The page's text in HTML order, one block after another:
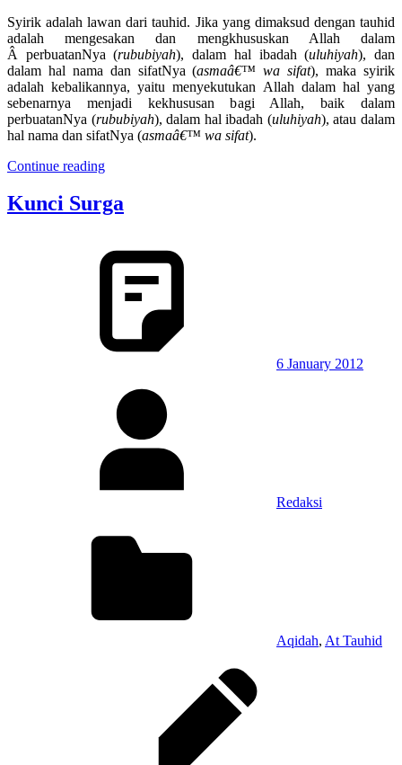
Syirik adalah lawan dari tauhid. Jika yang dimaksud dengan tauhid
adalah mengesakan dan mengkhususkan Allah dalam
Â perbuatanNya (rububiyah), dalam hal ibadah (uluhiyah), dan
dalam hal nama dan sifatNya (asmaâ€™ wa sifat), maka syirik
adalah kebalikannya, yaitu menyekutukan Allah dalam hal yang
sebenarnya menjadi kekhususan bagi Allah, baik dalam
perbuatanNya (rububiyah), dalam hal ibadah (uluhiyah), atau dalam
hal nama dan sifatNya (asmaâ€™ wa sifat).
Continue reading
Kunci Surga
6 January 2012
Redaksi
Aqidah, At Tauhid